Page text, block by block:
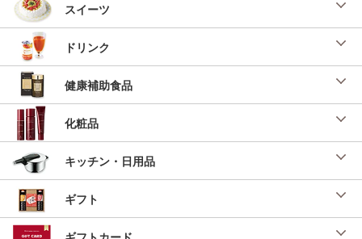
スイーツ
ドリンク
健康補助食品
化粧品
キッチン・日用品
ギフト